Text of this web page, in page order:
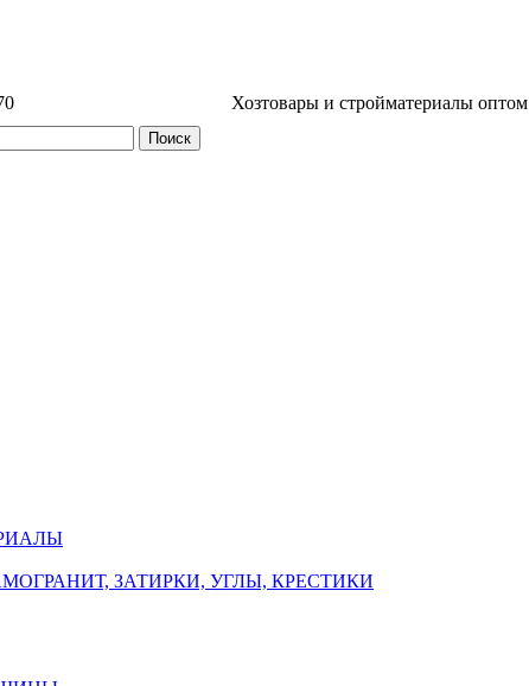
Хозтовары и стройматериалы оптом
ЗАТИРКИ, УГЛЫ, КРЕСТИКИ